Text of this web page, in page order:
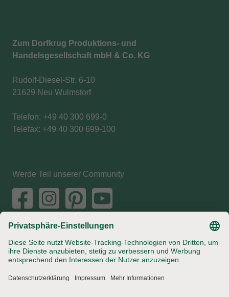
Zum Dorfkrug Produktions- und
Handelsgesellschaft mbH & Co. KG
Rudolf-Diesel-Str. 6-10
21629 Neu Wulmstorf
Telefon: +49 40 300 699-0
Telefax: +49 40 300 699-100
Werde Teil unserer Community
Landhof
Impressum